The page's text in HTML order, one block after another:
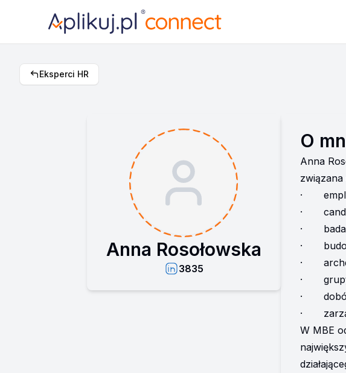
Eksperci HR
Anna Rosołowska
3835
O
Anna
·
·
·
·
·
·
·
·
W MBE